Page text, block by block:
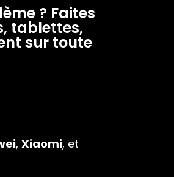
? Faites
tablettes,
sur toute
, Xiaomi, et